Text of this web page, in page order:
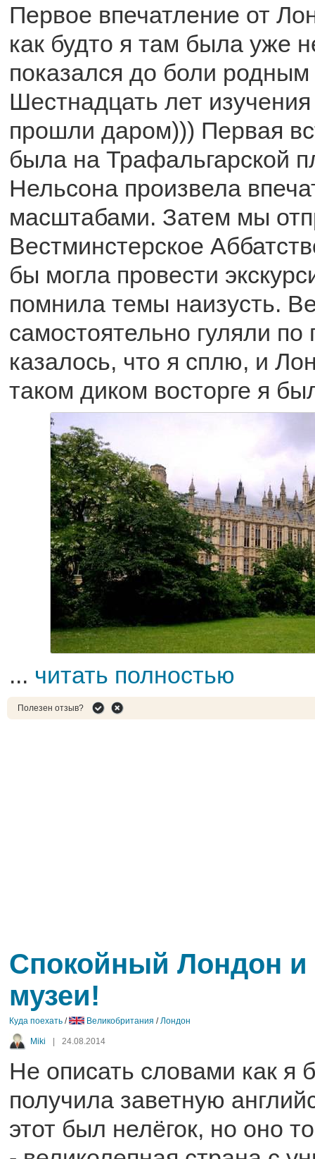
Первое впечатление от
как будто я там была уже
показался до боли
Шестнадцать лет изучения
прошли даром))) Первая
была на Трафальгарской
Нельсона произвела
масштабами. Затем мы
Вестминстерское
бы могла провести
помнила темы наизусть.
самостоятельно гуляли по
казалось, что я сплю, и
таком диком восторге я
... читать полностью
Полезен отзыв?
Спокойный Лондон и
музеи!
Куда поехать / Великобритания / Лондон
Miki | 24.08.2014
Не описать словами как я
получила заветную
этот был нелёгок, но оно